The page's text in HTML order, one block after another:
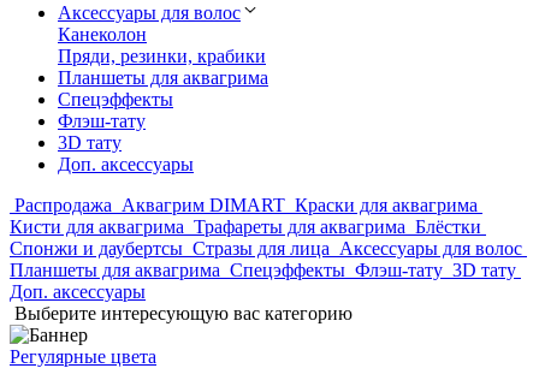
Аксессуары для волос
Канеколон
Пряди, резинки, крабики
Планшеты для аквагрима
Спецэффекты
Флэш-тату
3D тату
Доп. аксессуары
Распродажа Аквагрим DIMART Краски для аквагрима
Кисти для аквагрима Трафареты для аквагрима Блёстки
Спонжи и даубертсы Стразы для лица Аксессуары для волос
Планшеты для аквагрима Спецэффекты Флэш-тату 3D тату
Доп. аксессуары
Выберите интересующую вас категорию
Регулярные цвета